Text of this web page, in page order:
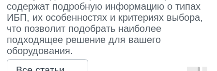
Покупателям
О компании
Доставка
Оплата
Гарантии
Акции
Статьи